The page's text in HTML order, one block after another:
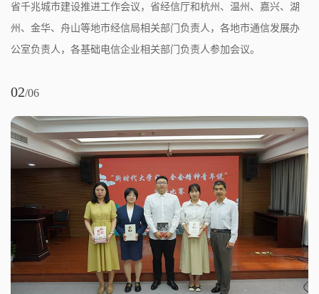
省千兆城市建设推进工作会议，省经信厅和杭州、温州、嘉兴、湖
州、金华、舟山等地市经信局相关部门负责人，各地市通信发展办
公室负责人，各基础电信企业相关部门负责人参加会议。
02/06